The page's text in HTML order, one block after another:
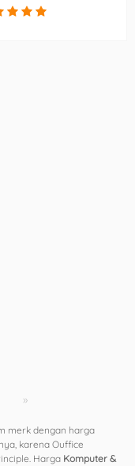
»
merk dengan harga
karena Ouffice
Harga Komputer &